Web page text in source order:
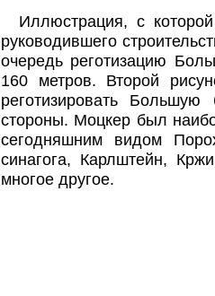
Иллюстрация, с
руководившего
очередь реготизацию
160 метров. Второй
реготизировать
стороны. Моцкер был
сегодняшним видом
синагога, Карлштейн,
многое другое.